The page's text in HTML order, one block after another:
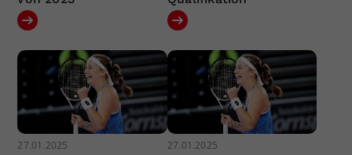
27.01.2025 27.01.2025